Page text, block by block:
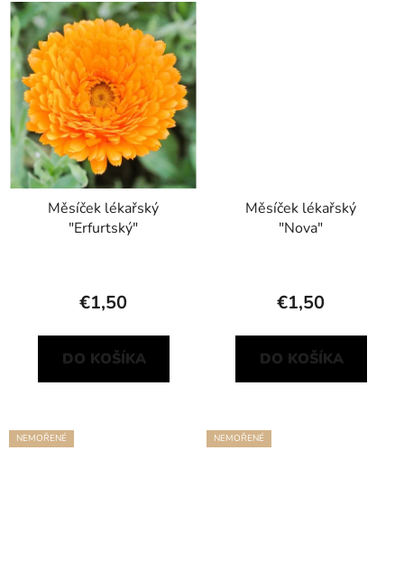
Měsíček lékařský
"Erfurtský"
€1,50
DO KOŠÍKA
Měsíček lékařský
"Nova"
€1,50
DO KOŠÍKA
NEMOŘENÉ NEMOŘENÉ